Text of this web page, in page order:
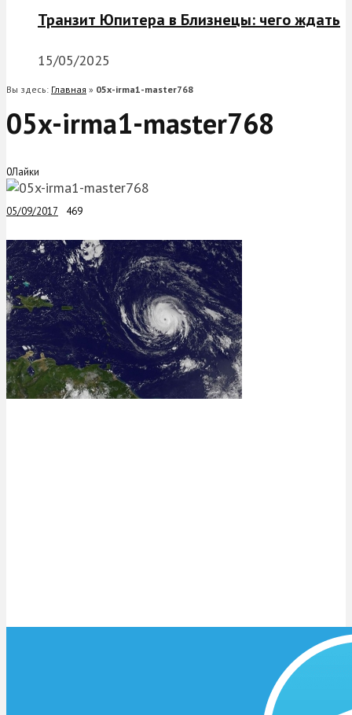
Транзит Юпитера в Близнецы: чего ждать
15/05/2025
Вы здесь: Главная » 05x-irma1-master768
05x-irma1-master768
0Лайки
05/09/2017 469